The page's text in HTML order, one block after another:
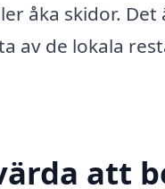
åka skidor.
av de lokala
att